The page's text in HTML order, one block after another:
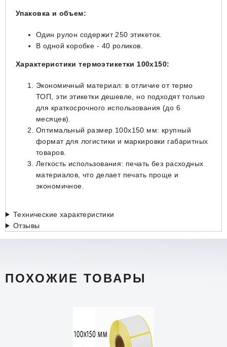
Упаковка и объем:
Один рулон содержит 250 этикеток.
В одной коробке - 40 роликов.
Характеристикитермоэтикетки 100х150:
Экономичный материал: в отличие от термо
ТОП, эти этикетки дешевле, но подходят только
для краткосрочного использования (до 6
месяцев).
Оптимальный размер 100х150 мм: крупный
формат для логистики и маркировки габаритных
товаров.
Легкость использования: печать без расходных
материалов, что делает печать проще и
экономичное.
Технические характеристики
Отзывы
ПОХОЖИЕ ТОВАРЫ